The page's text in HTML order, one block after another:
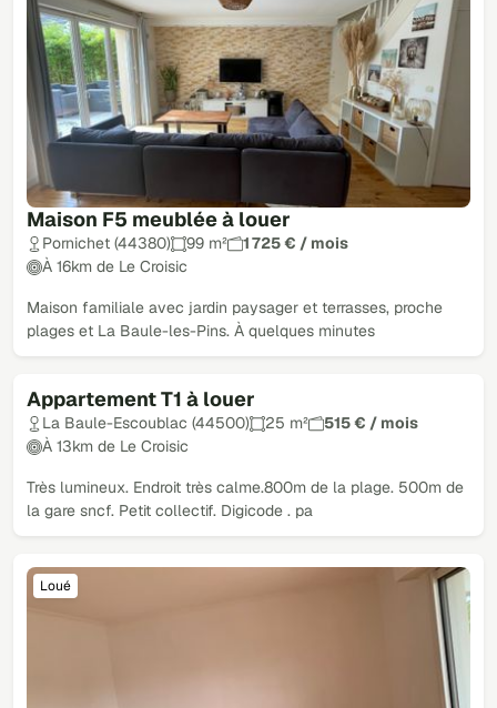
Maison F5 meublée à louer
Pornichet (44380) 99 m²
1 725 € / mois
À 16km de Le Croisic
Maison familiale avec jardin paysager et terrasses, proche
plages et La Baule-les-Pins. À quelques minutes
Appartement T1 à louer
Loué
La Baule-Escoublac (44500) 25 m²
515 € / mois
À 13km de Le Croisic
Très lumineux. Endroit très calme.800m de la plage. 500m de
la gare sncf. Petit collectif. Digicode . pa
Loué